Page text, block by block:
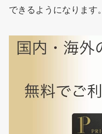
できるようになります。